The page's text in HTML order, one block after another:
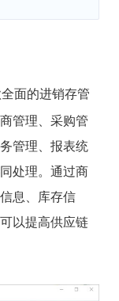
面的进销存管
管理、采购管
管理、报表统
处理。通过商
息、库存信
以提高供应链